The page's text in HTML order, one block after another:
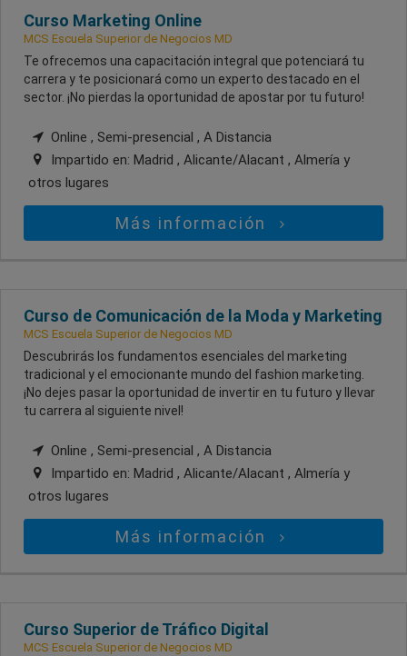
Curso Marketing Online
MCS Escuela Superior de Negocios MD
Te ofrecemos una capacitación integral que potenciará tu
carrera y te posicionará como un experto destacado en el
sector. ¡No pierdas la oportunidad de apostar por tu futuro!
Online , Semi-presencial , A Distancia
Impartido en: Madrid , Alicante/Alacant , Almería y
otros lugares
Más información
Curso de Comunicación de la Moda y Marketing
MCS Escuela Superior de Negocios MD
Descubrirás los fundamentos esenciales del marketing
tradicional y el emocionante mundo del fashion marketing.
¡No dejes pasar la oportunidad de invertir en tu futuro y llevar
tu carrera al siguiente nivel!
Online , Semi-presencial , A Distancia
Impartido en: Madrid , Alicante/Alacant , Almería y
otros lugares
Más información
Curso Superior de Tráfico Digital
MCS Escuela Superior de Negocios MD